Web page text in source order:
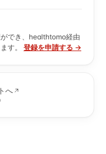
でき、healthtomo経由
す。
登録を申請する →
へ